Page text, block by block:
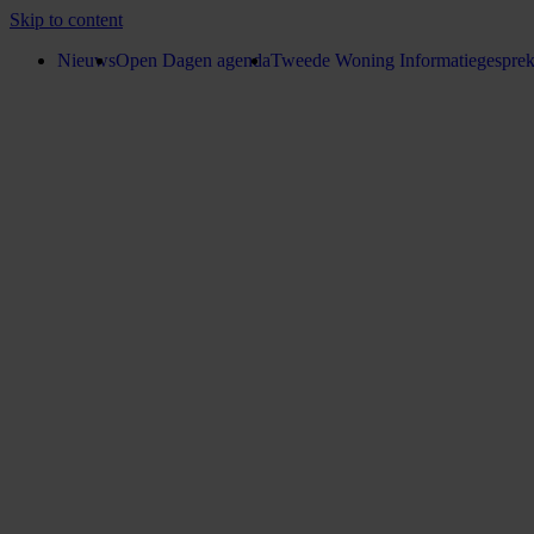
Skip to content
NieuwsOpen Dagen agendaTweede Woning Informatiegesprek